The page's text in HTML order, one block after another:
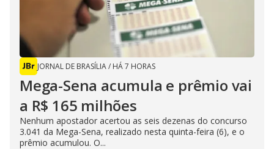
JORNAL DE BRASÍLIA/ HÁ 7 HORAS
Mega-Sena acumula e prêmio vai
a R$ 165 milhões
Nenhum apostador acertou as seis dezenas do concurso
3.041 da Mega-Sena, realizado nesta quinta-feira (6), e o
prêmio acumulou. O...